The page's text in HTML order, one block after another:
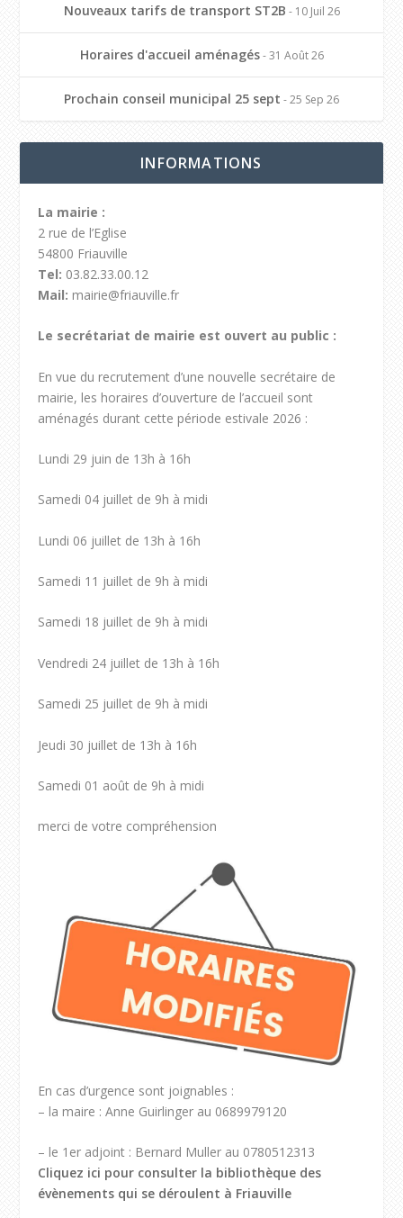
Nouveaux tarifs de transport ST2B - 10 Juil 26
Horaires d'accueil aménagés- 31 Août 26
Prochain conseil municipal 25 sept - 25 Sep 26
INFORMATIONS
La mairie :
2 rue de l’Eglise
54800 Friauville
Tel: 03.82.33.00.12
Mail: mairie@friauville.fr
Le secrétariat de mairie est ouvert au public :
En vue du recrutement d’une nouvelle secrétaire de
mairie, les horaires d’ouverture de l’accueil sont
aménagés durant cette période estivale 2026 :
Lundi 29 juin de 13h à 16h
Samedi 04 juillet de 9h à midi
Lundi 06 juillet de 13h à 16h
Samedi 11 juillet de 9h à midi
Samedi 18 juillet de 9h à midi
Vendredi 24 juillet de 13h à 16h
Samedi 25 juillet de 9h à midi
Jeudi 30 juillet de 13h à 16h
Samedi 01 août de 9h à midi
merci de votre compréhension
En cas d’urgence sont joignables :
– la maire : Anne Guirlinger au 0689979120
– le 1er adjoint : Bernard Muller au 0780512313
Cliquez ici pour consulter la bibliothèque des
évènements qui se déroulent à Friauville